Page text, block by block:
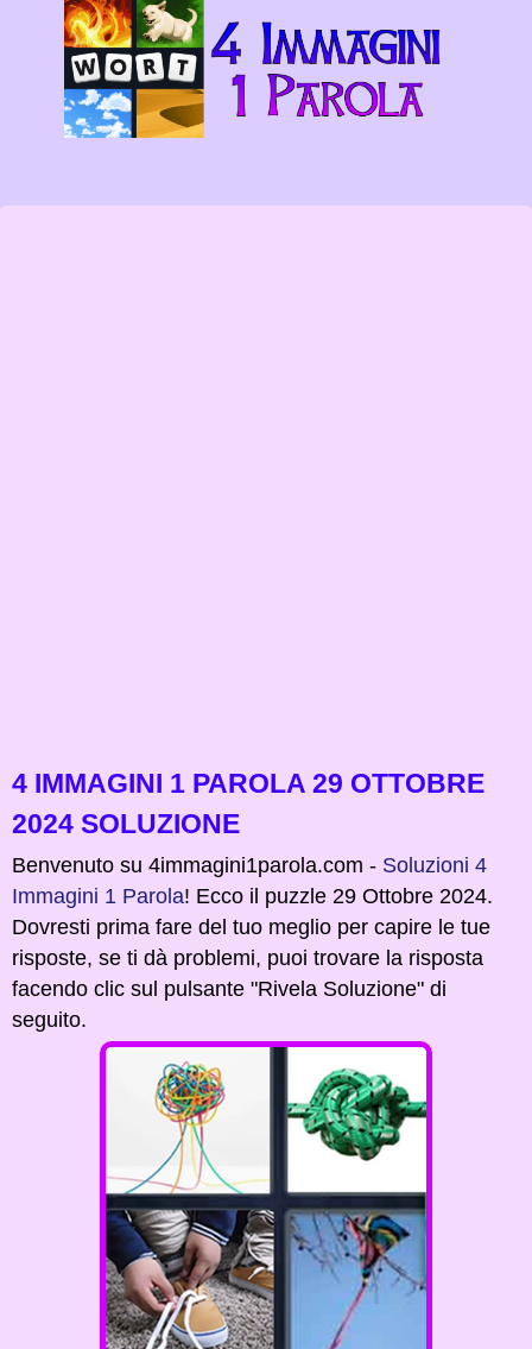
4 IMMAGINI 1 PAROLA 29 OTTOBRE
2024 SOLUZIONE
Benvenuto su 4immagini1parola.com - Soluzioni 4
Immagini 1 Parola! Ecco il puzzle 29 Ottobre 2024.
Dovresti prima fare del tuo meglio per capire le tue
risposte, se ti dà problemi, puoi trovare la risposta
facendo clic sul pulsante "Rivela Soluzione" di
seguito.